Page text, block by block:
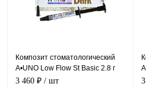
Композит стоматологический
A•UNO Low Flow St Basic 2.8 г
1.5 мл YAMAKIN
3 460 ₽ / шт